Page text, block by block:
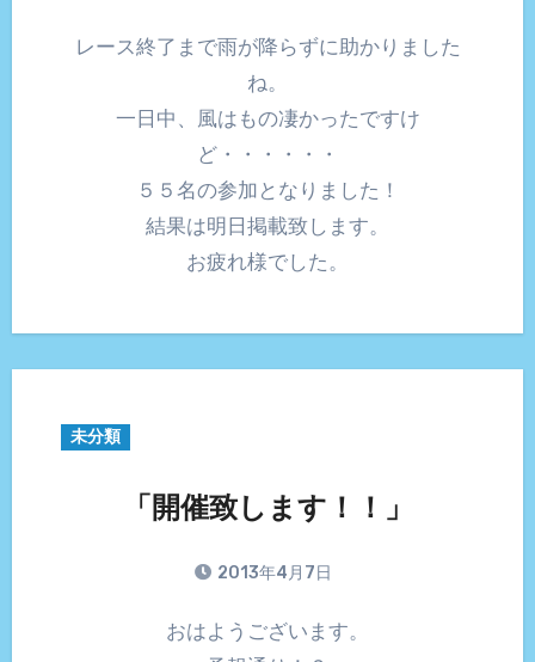
レース終了まで雨が降らずに助かりました
ね。
一日中、風はもの凄かったですけ
ど・・・・・・
５５名の参加となりました！
結果は明日掲載致します。
お疲れ様でした。
未分類
「開催致します！！」
2013年4月7日
おはようございます。